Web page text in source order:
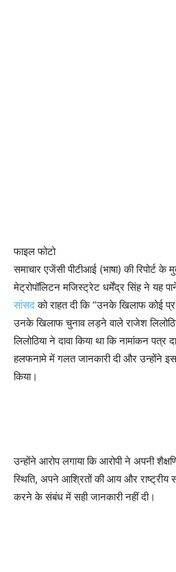
फाइल फोटो
समाचार एजेंसी पीटीआई (भाषा) की रिपोर्ट के
मेट्रोपॉलिटन मजिस्ट्रेट धर्मेंद्र सिंह ने यह
सांसदको राहत दी कि “उनके खिलाफ कोई
उनके खिलाफ चुनाव लड़ने वाले राजेश
लिलोठिया ने दावा किया था कि नामांकन
हलफनामे में गलत जानकारी दी और उन्होंने
किया।
उन्होंने आरोप लगाया कि आरोपी ने अपनी
स्थिति, अपने आश्रितों की आय और राष्ट्रीय
करने के संबंध में सही जानकारी नहीं दी।